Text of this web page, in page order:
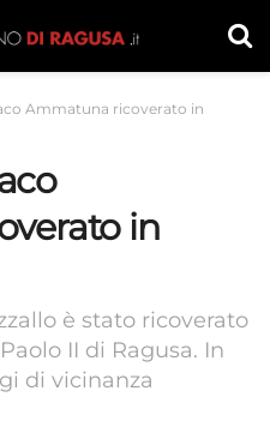
Ammatuna ricoverato in
in
è stato ricoverato
II di Ragusa. In
di vicinanza